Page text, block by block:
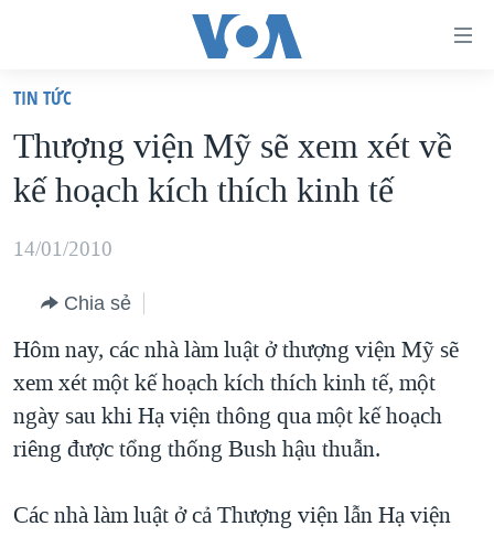
truy
cập
Tới
dung
chính
điều
hướng
chính
Đi
"Tìm"
VIỆT NAM
HOA KỲ
BIỂN ĐÔNG
BLOG
DIỄN ĐÀN
MỤC
TỰ DO BÁO CHÍ
NGƯỜI VIỆT HẢI NGOẠI
CHUYÊN ĐỀ
VIDEO
TIN TỨC
Thượng viện Mỹ sẽ xem xét về
kế hoạch kích thích kinh tế
14/01/2010
Chia sẻ
Hôm nay, các nhà làm luật ở thượng viện Mỹ sẽ
xem xét một kế hoạch kích thích kinh tế, một
ngày sau khi Hạ viện thông qua một kế hoạch
riêng được tổng thống Bush hậu thuẫn.
Các nhà làm luật ở cả Thượng viện lẫn Hạ viện